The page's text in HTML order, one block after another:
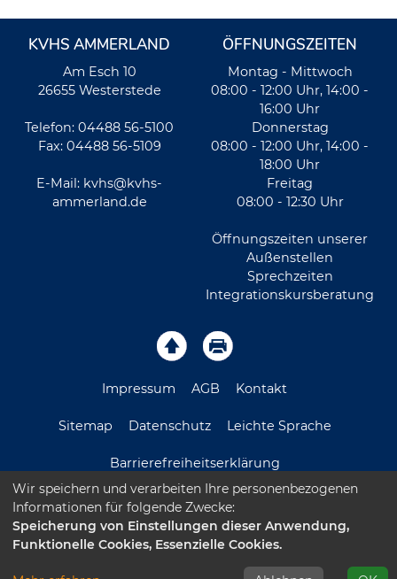
KVHS AMMERLAND
Am Esch 10
26655 Westerstede
Telefon: 04488 56-5100
Fax: 04488 56-5109
E-Mail: kvhs@kvhs-
ammerland.de
ÖFFNUNGSZEITEN
Montag - Mittwoch
08:00 - 12:00 Uhr, 14:00 -
16:00 Uhr
Donnerstag
08:00 - 12:00 Uhr, 14:00 -
18:00 Uhr
Freitag
08:00 - 12:30 Uhr
Öffnungszeiten unserer
Außenstellen
Sprechzeiten
Integrationskursberatung
Impressum AGB Kontakt
Sitemap Datenschutz Leichte Sprache
Barrierefreiheitserklärung
Wir speichern und verarbeiten Ihre personenbezogenen
Informationen für folgende Zwecke:
Speicherung von Einstellungen dieser Anwendung,
Funktionelle Cookies, Essenzielle Cookies.